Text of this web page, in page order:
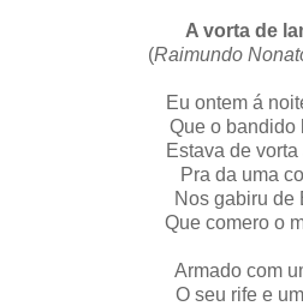
A vorta de
(Raimundo
Eu ontem á
Que o bandido
Estava de
Pra da uma
Nos gabiru de
Que comero o
Armado com
O seu rife e